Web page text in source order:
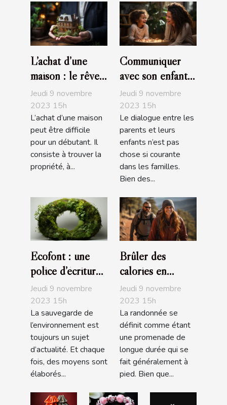
L’achat d’une
maison : le rêve
de tous
Jeudi 9 novembre
2023 15h
L’achat d’une maison
peut être difficile
pour un débutant. Il
consiste à trouver la
propriété, à...
Communiquer
avec son enfant :
comment s’y
prendre ?
Jeudi 9 novembre
2023 15h
Le dialogue entre les
parents et leurs
enfants n’est pas
chose si courante
dans les familles.
Bien des...
Ecofont : une
police d’écriture
écologique
Jeudi 9 novembre
2023 15h
La sauvegarde de
l’environnement est
toujours un sujet
d’actualité. Et chaque
fois, des moyens sont
élaborés...
Brûler des
calories en
faisant de la
randonnée
Jeudi 9 novembre
2023 15h
La randonnée se
définit comme étant
une promenade de
longue durée qui se
fait généralement à
pied. Bien que...